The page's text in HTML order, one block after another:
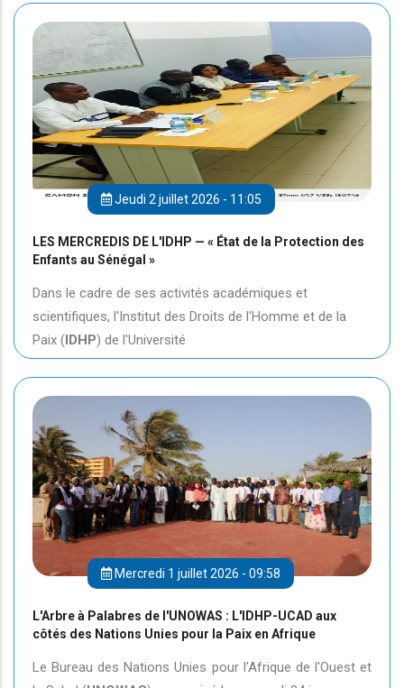
Jeudi 2 juillet 2026 - 11:05
LES MERCREDIS DE L'IDHP — « État de la Protection des
Enfants au Sénégal »
Dans le cadre de ses activités académiques et
scientifiques, l'Institut des Droits de l'Homme et de la
Paix (IDHP) de l'Université
Mercredi 1 juillet 2026 - 09:58
L'Arbre à Palabres de l'UNOWAS : L'IDHP-UCAD aux
côtés des Nations Unies pour la Paix en Afrique
Le Bureau des Nations Unies pour l'Afrique de l'Ouest et